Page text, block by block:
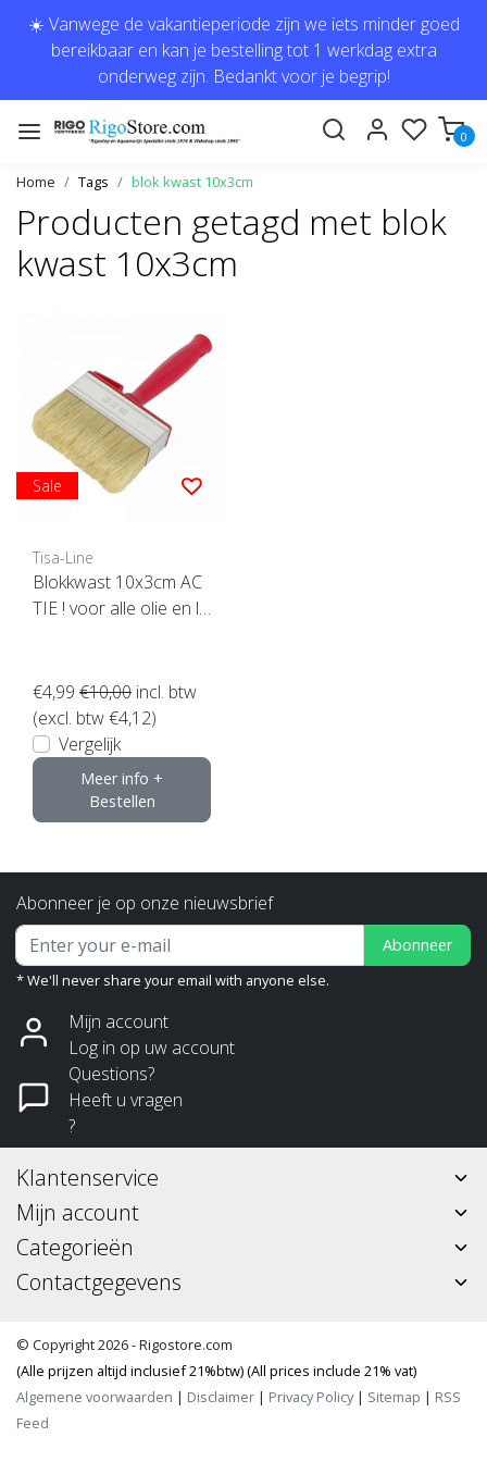
☀️ Vanwege de vakantieperiode zijn we iets minder goed
bereikbaar en kan je bestelling tot 1 werkdag extra
onderweg zijn. Bedankt voor je begrip!
0
Home Tags blok kwast 10x3cm
Producten getagd met blok
kwast 10x3cm
Sale
Tisa-Line
Blokkwast 10x3cm AC
TIE ! voor alle olie en la
€4,99 €10,00 incl. btw
(excl. btw €4,12)
Vergelijk
Meer info +
Bestellen
Abonneer je op onze nieuwsbrief
Abonneer
* We'll never share your email with anyone else.
Mijn account
Log in op uw account
Questions?
Heeft u vragen
?
Klantenservice
Mijn account
Categorieën
Contactgegevens
© Copyright 2026 - Rigostore.com
(Alle prijzen altijd inclusief 21%btw) (All prices include 21% vat)
Algemene voorwaarden | Disclaimer | Privacy Policy| Sitemap | RSS
Feed